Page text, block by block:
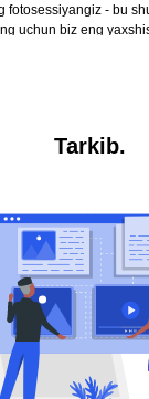
fotosessiyangiz - bu
uchun biz eng
Tarkib.